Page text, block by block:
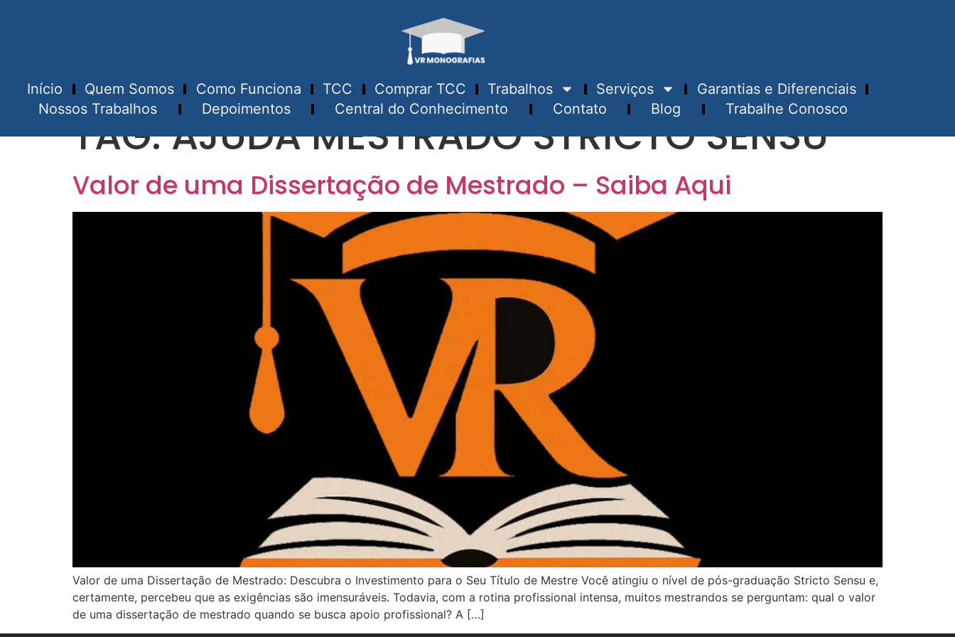
Início Quem Somos Como Funciona TCC Comprar TCC Trabalhos Serviços
Garantias e Diferenciais
Nossos Trabalhos
Depoimentos Central do Conhecimento Contato Blog Trabalhe Conosco
TAG:AJUDA MESTRADO STRICTO SENSU
Valor de uma Dissertação de Mestrado – Saiba Aqui
Valor de uma Dissertação de Mestrado: Descubra o Investimento para o Seu Título de Mestre Você atingiu o nível de pós-graduação Stricto Sensu e,
certamente, percebeu que as exigências são imensuráveis. Todavia, com a rotina profissional intensa, muitos mestrandos se perguntam: qual o valor
de uma dissertação de mestrado quando se busca apoio profissional? A […]